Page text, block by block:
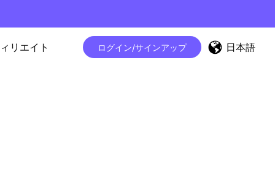
リエイト ログイン/サインアップ 日本語